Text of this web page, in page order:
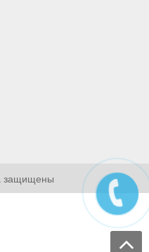
защищены